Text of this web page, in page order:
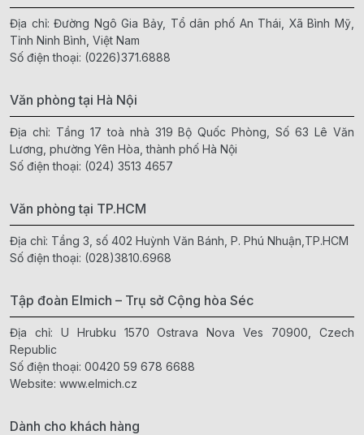
Địa chỉ: Đường Ngô Gia Bảy, Tổ dân phố An Thái, Xã Bình Mỹ,
Tỉnh Ninh Bình, Việt Nam
Số điện thoại: (0226)371.6888
Văn phòng tại Hà Nội
Địa chỉ: Tầng 17 toà nhà 319 Bộ Quốc Phòng, Số 63 Lê Văn
Lương, phường Yên Hòa, thành phố Hà Nội
Số điện thoại: (024) 3513 4657
Văn phòng tại TP.HCM
Địa chỉ: Tầng 3, số 402 Huỳnh Văn Bánh, P. Phú Nhuận,TP.HCM
Số điện thoại: (028)3810.6968
Tập đoàn Elmich – Trụ sở Cộng hòa Séc
Địa chỉ: U Hrubku 1570 Ostrava Nova Ves 70900, Czech
Republic
Số điện thoại: 00420 59 678 6688
Website: www.elmich.cz
Dành cho khách hàng